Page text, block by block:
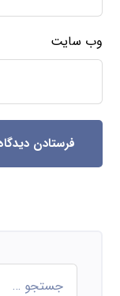
وب‌ سایت
فرستادن